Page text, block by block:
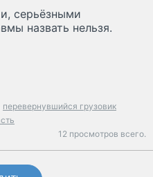
серьёзными
назвать нельзя.
перевернувшийся грузовик
12 просмотров всего.